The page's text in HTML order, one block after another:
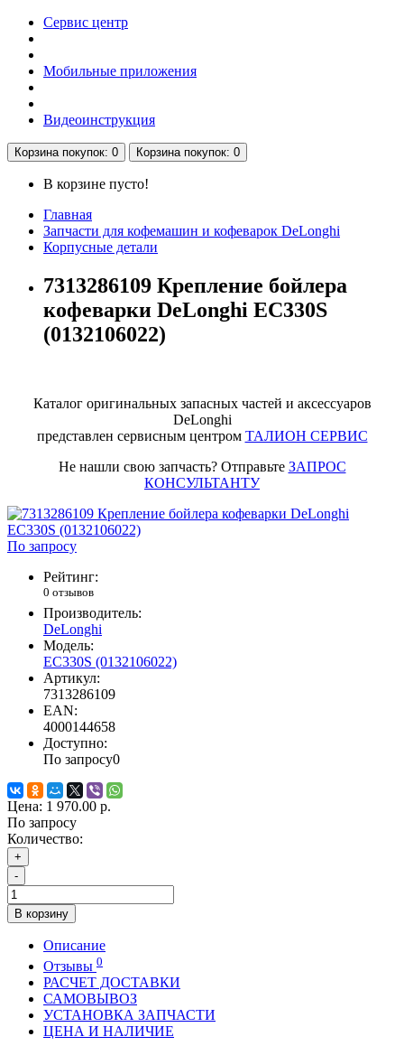
Сервис центр
Мобильные приложения
Видеоинструкция
Корзинапокупок: 0 Корзинапокупок: 0
В корзине пусто!
Главная
Запчасти для кофемашин и кофеварок DeLonghi
Корпусные детали
7313286109 Крепление бойлера
кофеварки DeLonghi EC330S
(0132106022)
Каталог оригинальных запасных частей и аксессуаров
DeLonghi
представлен сервисным центром ТАЛИОН СЕРВИС
Не нашли свою запчасть? Отправьте ЗАПРОС
КОНСУЛЬТАНТУ
По запросу
Рейтинг:
0 отзывов
Производитель:
DeLonghi
Модель:
EC330S (0132106022)
Артикул:
7313286109
EAN:
4000144658
Доступно:
По запросу0
Цена: 1 970.00 р.
По запросу
Количество:
+
-
В корзину
Описание
Отзывы 0
РАСЧЕТ ДОСТАВКИ
САМОВЫВОЗ
УСТАНОВКА ЗАПЧАСТИ
ЦЕНА И НАЛИЧИЕ